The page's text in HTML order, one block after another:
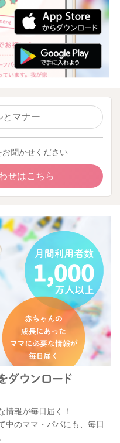
とマナー
聞かせください
せはこちら
情報が毎日届く！
中のママ・パパにも、毎日